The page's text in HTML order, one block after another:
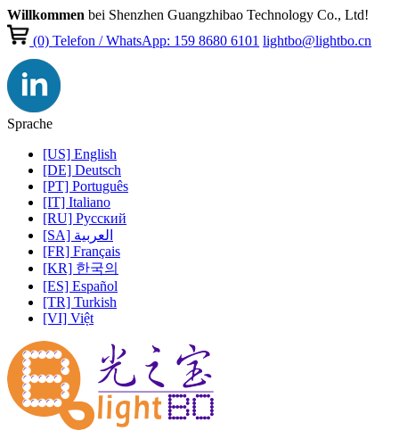
Willkommen bei Shenzhen Guangzhibao Technology Co., Ltd!
(0)Telefon / WhatsApp: 159 8680 6101 lightbo@lightbo.cn
Sprache
[US] English
[DE] Deutsch
[PT] Português
[IT] Italiano
[RU] Pусский
[SA] العربية
[FR] Français
[KR] 한국의
[ES] Español
[TR] Turkish
[VI] Việt